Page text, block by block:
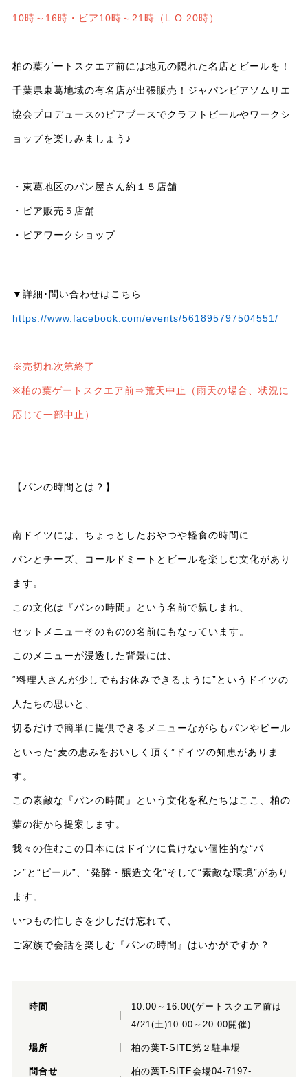
10時～16時・ビア10時～21時（L.O.20時）
柏の葉ゲートスクエア前には地元の隠れた名店とビールを！
千葉県東葛地域の有名店が出張販売！ジャパンビアソムリエ
協会プロデュースのビアブースでクラフトビールやワークシ
ョップを楽しみましょう♪
・東葛地区のパン屋さん約１５店舗
・ビア販売５店舗
・ビアワークショップ
▼詳細･問い合わせはこちら
https://www.facebook.com/events/561895797504551/
※売切れ次第終了
※柏の葉ゲートスクエア前⇒荒天中止（雨天の場合、状況に
応じて一部中止）
【パンの時間とは？】
南ドイツには、ちょっとしたおやつや軽食の時間に
パンとチーズ、コールドミートとビールを楽しむ文化があり
ます。
この文化は『パンの時間』という名前で親しまれ、
セットメニューそのものの名前にもなっています。
このメニューが浸透した背景には、
“料理人さんが少しでもお休みできるように”というドイツの
人たちの思いと、
切るだけで簡単に提供できるメニューながらもパンやビール
といった“麦の恵みをおいしく頂く ” ドイツの知恵がありま
す。
この素敵な『パンの時間』という文化を私たちはここ、柏の
葉の街から提案します。
我々の住むこの日本にはドイツに負けない個性的な“パ
ン”と “ビール” “発酵・醸造文化”そして“素敵な環境”があり
ます。
いつもの忙しさを少しだけ忘れて、
ご家族で会話を楽しむ『パンの時間』はいかがですか？
時間
10:00～16:00(ゲートスクエア前は
4/21(土)10:00～20:00開催)
場所 柏の葉T-SITE第２駐車場
問合せ
柏の葉T-SITE会場04-7197-